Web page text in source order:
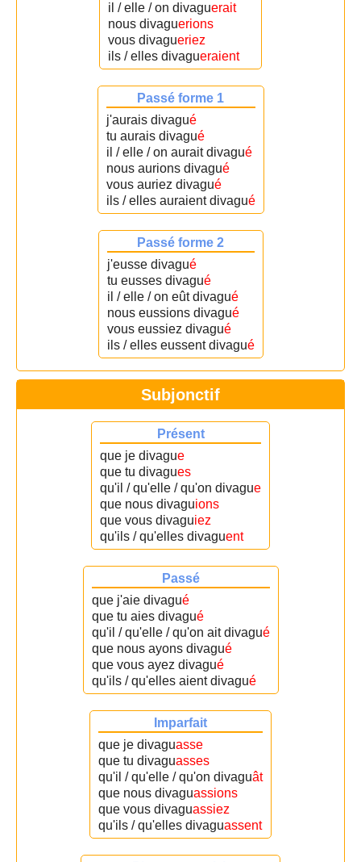
il / elle / on divaguerait
nous divaguerions
vous divagueriez
ils / elles divagueraient
Passé forme 1
j'aurais divagué
tu aurais divagué
il / elle / on aurait divagué
nous aurions divagué
vous auriez divagué
ils / elles auraient divagué
Passé forme 2
j'eusse divagué
tu eusses divagué
il / elle / on eût divagué
nous eussions divagué
vous eussiez divagué
ils / elles eussent divagué
Subjonctif
Présent
que je divague
que tu divagues
qu'il / qu'elle / qu'on divague
que nous divaguions
que vous divaguiez
qu'ils / qu'elles divaguent
Passé
que j'aie divagué
que tu aies divagué
qu'il / qu'elle / qu'on ait divagué
que nous ayons divagué
que vous ayez divagué
qu'ils / qu'elles aient divagué
Imparfait
que je divaguasse
que tu divaguasses
qu'il / qu'elle / qu'on divaguât
que nous divaguassions
que vous divaguassiez
qu'ils / qu'elles divaguassent